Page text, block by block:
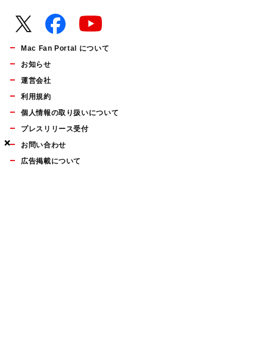
×
×
×
Mac Fan Portal について
お知らせ
運営会社
利用規約
個人情報の取り扱いについて
プレスリリース受付
お問い合わせ
広告掲載について